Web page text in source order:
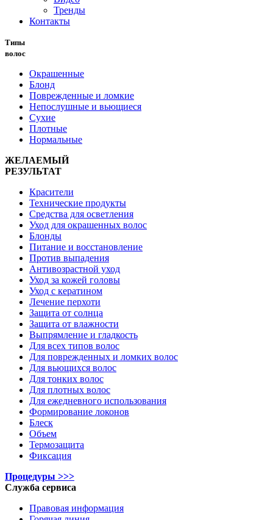
Тренды
Контакты
Типы
волос
Окрашенные
Блонд
Поврежденные и ломкие
Непослушные и вьющиеся
Сухие
Плотные
Нормальные
ЖЕЛАЕМЫЙ
РЕЗУЛЬТАТ
Красители
Технические продукты
Средства для осветления
Уход для окрашенных волос
Блонды
Питание и восстановление
Против выпадения
Антивозрастной уход
Уход за кожей головы
Уход с кератином
Лечение перхоти
Защита от солнца
Защита от влажности
Выпрямление и гладкость
Для всех типов волос
Для поврежденных и ломких волос
Для вьющихся волос
Для тонких волос
Для плотных волос
Для ежедневного использования
Формирование локонов
Блеск
Объем
Термозащита
Фиксация
Процедуры >>>
Служба сервиса
Правовая информация